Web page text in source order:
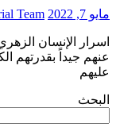
مايو 7, 2022 Team
اسرار الإنسان
عنهم جيداً بقدرتهم
عليهم
البحث